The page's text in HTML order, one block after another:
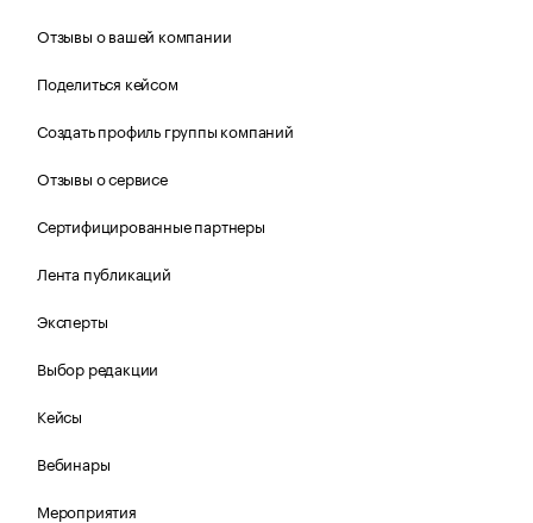
Отзывы о вашей компании
Поделиться кейсом
Создать профиль группы компаний
Отзывы о сервисе
Сертифицированные партнеры
Лента публикаций
Эксперты
Выбор редакции
Кейсы
Вебинары
Мероприятия